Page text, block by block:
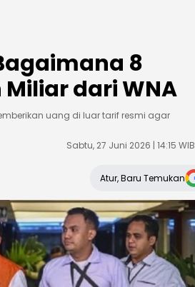
8
dari WNA
uang di luar tarif resmi agar
Sabtu, 27 Juni 2026 | 14:15 WIB
Atur, Baru Temukan